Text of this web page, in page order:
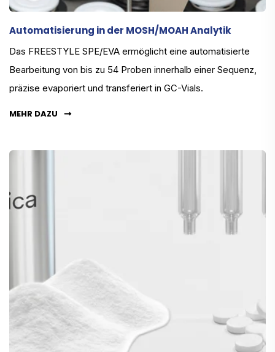
Automatisierung in der MOSH/MOAH Analytik
Das FREESTYLE SPE/EVA ermöglicht eine automatisierte
Bearbeitung von bis zu 54 Proben innerhalb einer Sequenz,
präzise evaporiert und transferiert in GC-Vials.
MEHR DAZU